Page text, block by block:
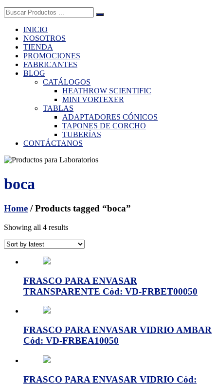
Buscar:
INICIO
NOSOTROS
TIENDA
PROMOCIONES
FABRICANTES
BLOG
CATÁLOGOS
HEATHROW SCIENTIFIC
MINI VORTEXER
TABLAS
ADAPTADORES CÓNICOS
TAPONES DE CORCHO
TUBERÍAS
CONTÁCTANOS
boca
Home / Products tagged “boca”
Showing all 4 results
FRASCO PARA ENVASAR
TRANSPARENTE Cód: VD-FRBET00050
FRASCO PARA ENVASAR VIDRIO AMBAR
Cód: VD-FRBEA10050
FRASCO PARA ENVASAR VIDRIO Cód: